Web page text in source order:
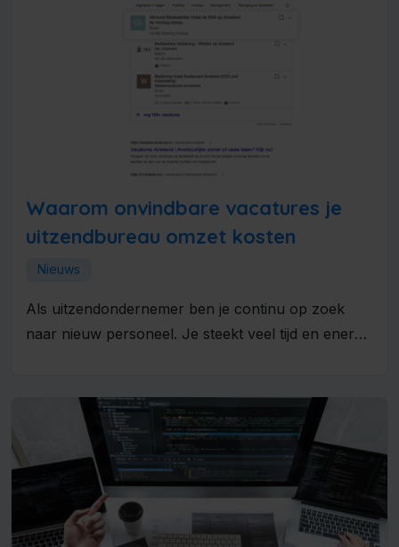
Waarom onvindbare vacatures je
uitzendbureau omzet kosten
Nieuws
Als uitzendondernemer ben je continu op zoek
naar nieuw personeel. Je steekt veel tijd en energie